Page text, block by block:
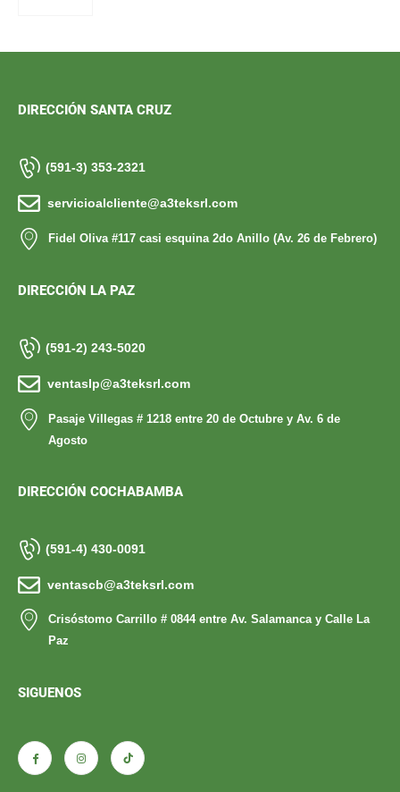
DIRECCIÓN SANTA CRUZ
(591-3) 353-2321
servicioalcliente@a3teksrl.com
Fidel Oliva #117 casi esquina 2do Anillo (Av. 26 de Febrero)
DIRECCIÓN LA PAZ
(591-2) 243-5020
ventaslp@a3teksrl.com
Pasaje Villegas # 1218 entre 20 de Octubre y Av. 6 de
Agosto
DIRECCIÓN COCHABAMBA
(591-4) 430-0091
ventascb@a3teksrl.com
Crisóstomo Carrillo # 0844 entre Av. Salamanca y Calle La
Paz
SIGUENOS